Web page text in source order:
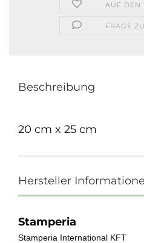
AUF DEN
FRAGE
Beschreibung
20 cm x 25 cm
Hersteller
Stamperia
Stamperia International KFT